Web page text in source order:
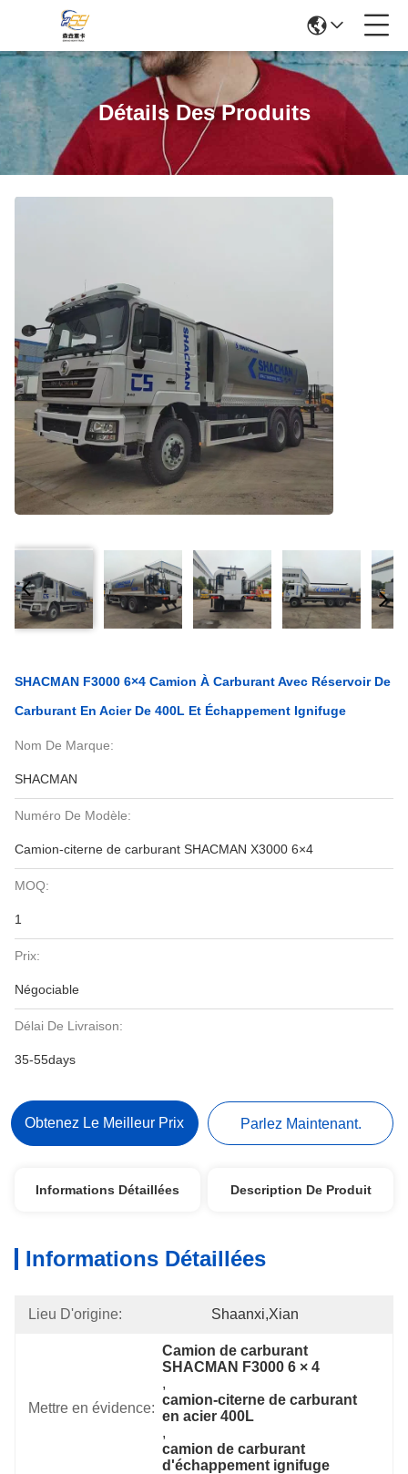
Détails Des Produits
SHACMAN F3000 6×4 Camion À Carburant Avec Réservoir De
Carburant En Acier De 400L Et Échappement Ignifuge
Nom De Marque:
SHACMAN
Numéro De Modèle:
Camion-citerne de carburant SHACMAN X3000 6×4
MOQ:
1
Prix:
Négociable
Délai De Livraison:
35-55days
Obtenez Le Meilleur Prix Parlez Maintenant.
Informations Détaillées Description De Produit
Informations Détaillées
Lieu D'origine: Shaanxi,Xian
Mettre en évidence:
Camion de carburant
SHACMAN F3000 6 × 4
,
camion-citerne de carburant
en acier 400L
,
camion de carburant
d'échappement ignifuge